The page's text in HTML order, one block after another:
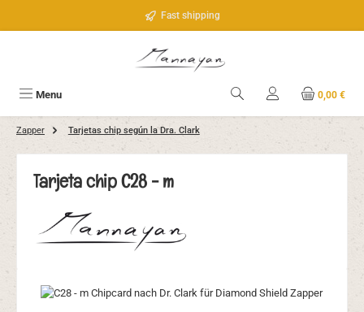
Fast shipping
Menu 0,00 €
Zapper Tarjetas chip según la Dra. Clark
Tarjeta chip C28 - m
Omitir galería de imágenes